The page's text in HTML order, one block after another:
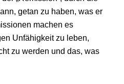
getan zu haben, was er
machen es
Unfähigkeit zu leben,
zu werden und das, was